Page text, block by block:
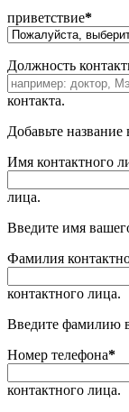
приветствие*
Должность
контакта.
Добавьте название
Имя контактного
лица.
Введите имя
Фамилия
контактного лица.
Введите фамилию
Номер телефона*
контактного лица.